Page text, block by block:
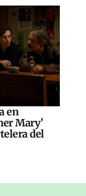
en
Mary’
del